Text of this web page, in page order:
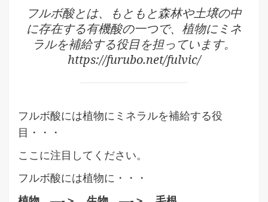
フルボ酸とは、もともと森林や土壌の中
に存在する有機酸の一つで、植物にミネ
ラルを補給する役目を担っています。
https://furubo.net/fulvic/
フルボ酸には植物にミネラルを補給する役
目・・・
ここに注目してください。
フルボ酸には植物に・・・